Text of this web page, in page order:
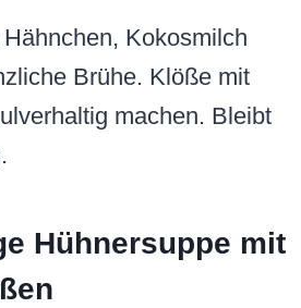
Kokosmilch
Brühe. Klöße mit
machen. Bleibt
Hühnersuppe mit